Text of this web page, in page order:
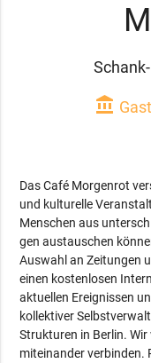
account_balance
Das Café Morgenrot
und kultu­relle
Menschen aus
gen austauschen
Auswahl an Zeitungen
einen kostenlosen
aktuellen Er­eignissen
kollektiver
Strukturen in Berlin.
miteinander verbinden.